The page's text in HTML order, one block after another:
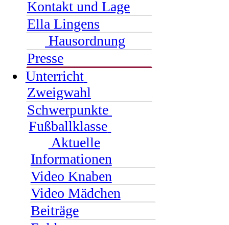
Kontakt und Lage
Ella Lingens
Hausordnung
Presse
Unterricht
Zweigwahl
Schwerpunkte
Fußballklasse
Aktuelle
Informationen
Video Knaben
Video Mädchen
Beiträge